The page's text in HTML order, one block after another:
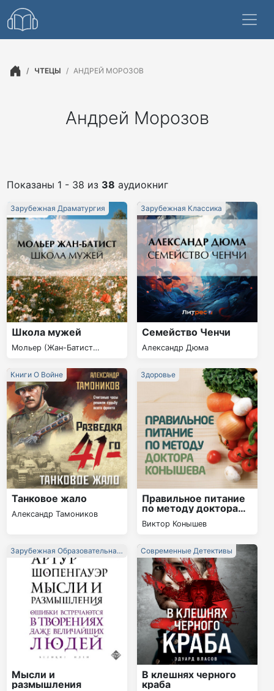
ЧТЕЦЫ АНДРЕЙ МОРОЗОВ
Андрей Морозов
Показаны 1 - 38 из 38 аудиокниг
Школа мужей
Мольер (Жан-Батист
Зарубежная Драматургия
Семейство Ченчи
Александр Дюма
Зарубежная Классика
Танковое жало
Александр Тамоников
Книги О Войне
Правильное питание
по методу доктора
Конышева. Как на
самом деле нужно
сохранить здоровье
Виктор Конышев
Здоровье
Мысли и
размышления
Зарубежная Образовательная
Литература
В клешнях черного
краба
Современные Детективы